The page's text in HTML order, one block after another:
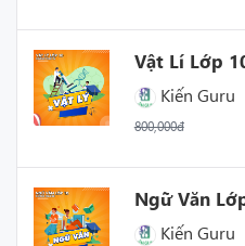
Vật Lí Lớp
Kiến Guru
800,000đ
Ngữ Văn
Kiến Guru